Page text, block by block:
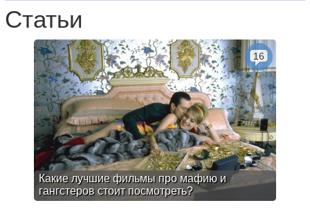
Статьи
Какие лучшие фильмы про мафию и
гангстеров стоит посмотреть?
16